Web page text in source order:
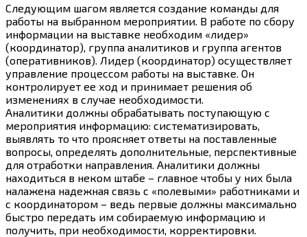
Следующим шагом является создание команды для
работы на выбранном мероприятии. В работе по сбору
информации на выставке необходим «лидер»
(координатор), группа аналитиков и группа агентов
(оперативников). Лидер (координатор) осуществляет
управление процессом работы на выставке. Он
контролирует ее ход и принимает решения об
изменениях в случае необходимости.
Аналитики должны обрабатывать поступающую с
мероприятия информацию: систематизировать,
выявлять то что проясняет ответы на поставленные
вопросы, определять дополнительные, перспективные
для отработки направления. Аналитики должны
находиться в неком штабе – главное чтобы у них была
налажена надежная связь с «полевыми» работниками и
с координатором – ведь первые должны максимально
быстро передать им собираемую информацию и
получить, при необходимости, корректировки.